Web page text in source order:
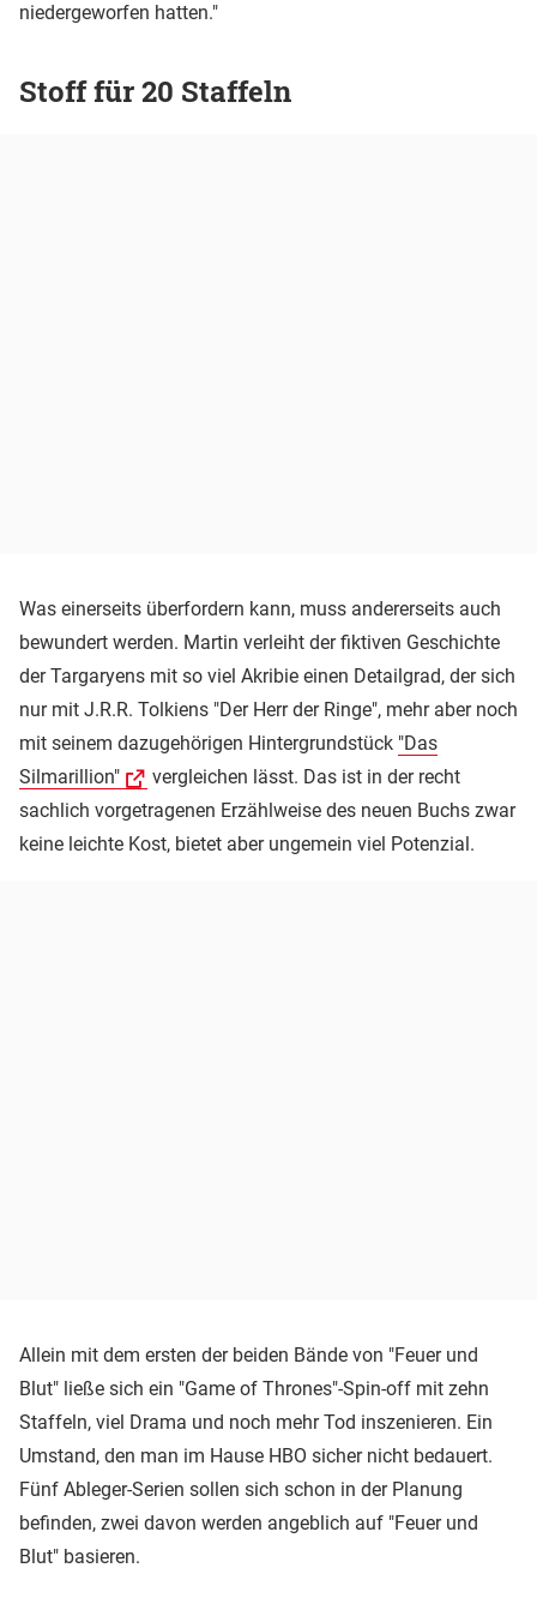
niedergeworfen hatten."
Stoff für 20 Staffeln
Was einerseits überfordern kann, muss andererseits auch
bewundert werden. Martin verleiht der fiktiven Geschichte
der Targaryens mit so viel Akribie einen Detailgrad, der sich
nur mit J.R.R. Tolkiens "Der Herr der Ringe", mehr aber noch
mit seinem dazugehörigen Hintergrundstück "Das
Silmarillion"
vergleichen lässt. Das ist in der recht
sachlich vorgetragenen Erzählweise des neuen Buchs zwar
keine leichte Kost, bietet aber ungemein viel Potenzial.
Allein mit dem ersten der beiden Bände von "Feuer und
Blut" ließe sich ein "Game of Thrones"-Spin-off mit zehn
Staffeln, viel Drama und noch mehr Tod inszenieren. Ein
Umstand, den man im Hause HBO sicher nicht bedauert.
Fünf Ableger-Serien sollen sich schon in der Planung
befinden, zwei davon werden angeblich auf "Feuer und
Blut" basieren.